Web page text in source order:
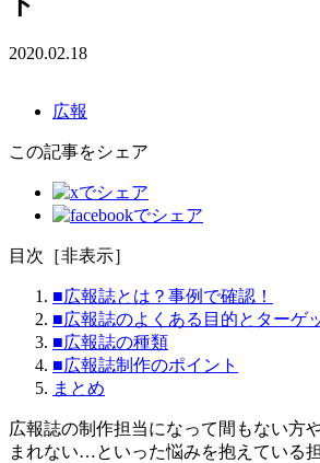
2020.02.18
広報
この記事をシェア
目次 ［非表示］
■広報誌とは？事例で確認！
■広報誌のよくある目的とターゲ
■広報誌の種類
■広報誌制作のポイント
まとめ
広報誌の制作担当になって間もない方
まれない…といった悩みを抱えている